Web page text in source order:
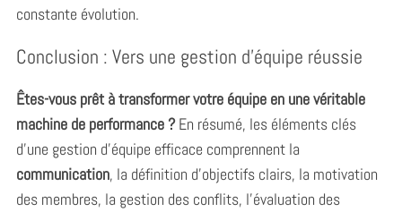
constante évolution.
Conclusion : Vers une gestion d’équipe réussie
Êtes-vous prêt à transformer votre équipe en une véritable
machine de performance ?En résumé, les éléments clés
d’une gestion d’équipe efficace comprennent la
communication, la définition d’objectifs clairs, la motivation
des membres, la gestion des conflits, l’évaluation des